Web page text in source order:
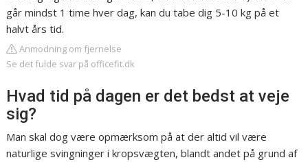
går mindst 1 time hver dag, kan du tabe dig 5-10 kg på et
halvt års tid.
Anmodning om fjernelse
Se det fulde svar på officefit.dk
Hvad tid på dagen er det bedst at veje
sig?
Man skal dog være opmærksom på at der altid vil være
naturlige svingninger i kropsvægten, blandt andet på grund af